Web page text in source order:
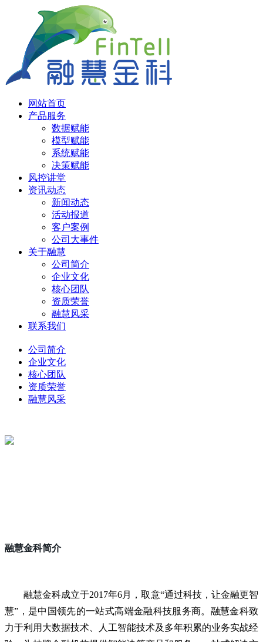
网站首页
产品服务
数据赋能
模型赋能
系统赋能
决策赋能
风控讲堂
资讯动态
新闻动态
活动报道
客户案例
公司大事件
关于融慧
公司简介
企业文化
核心团队
资质荣誉
融慧风采
联系我们
公司简介
企业文化
核心团队
资质荣誉
融慧风采
融慧金科简介
融慧金科成立于2017年6月，取意“通过科技，让金融更智
慧”，是中国领先的一站式高端金融科技服务商。融慧金科致
力于利用大数据技术、人工智能技术及多年积累的业务实战经